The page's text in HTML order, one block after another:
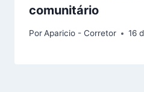
comunitário
PorAparicio - Corretor 16